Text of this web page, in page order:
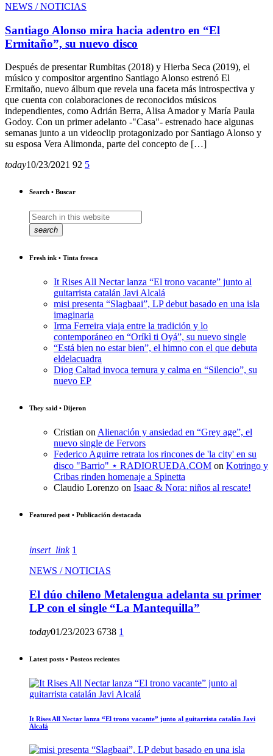
NEWS / NOTICIAS
Santiago Alonso mira hacia adentro en “El
Ermitaño”, su nuevo disco
Después de presentar Rumbitas (2018) y Hierba Seca (2019), el
músico y compositor argentino Santiago Alonso estrenó El
Ermitaño, nuevo álbum que revela una faceta más introspectiva y
que cuenta con colaboraciones de reconocidos músicos
independientes, como Adrián Berra, Alisa Amador y María Paula
Godoy. Con un primer adelanto -"Casa"- estrenado hace algunas
semanas junto a un videoclip protagonizado por Santiago Alonso y
su esposa Vera Alimonda, parte del concepto de […]
today10/23/2021 92 5
Search • Buscar
search
Fresh ink • Tinta fresca
It Rises All Nectar lanza “El trono vacante” junto al
guitarrista catalán Javi Alcalá
misi presenta “Slagbaai”, LP debut basado en una isla
imaginaria
Irma Ferreira viaja entre la tradición y lo
contemporáneo en “Oríkì ti Oyá”, su nuevo single
“Está bien no estar bien”, el himno con el que debuta
eldelacuadra
Diog Caltad invoca ternura y calma en “Silencio”, su
nuevo EP
They said • Dijeron
Cristian on Alienación y ansiedad en “Grey age”, el
nuevo single de Fervors
Federico Aguirre retrata los rincones de 'la city' en su
disco "Barrio" ⋆ RADIORUEDA.COM on Kotringo y
Cribas rinden homenaje a Spinetta
Claudio Lorenzo on Isaac & Nora: niños al rescate!
Featured post • Publicación destacada
insert_link 1
NEWS / NOTICIAS
El dúo chileno Metalengua adelanta su primer
LP con el single “La Mantequilla”
today01/23/2023 6738 1
Latest posts • Posteos recientes
It Rises All Nectar lanza “El trono vacante” junto al guitarrista catalán Javi
Alcalá